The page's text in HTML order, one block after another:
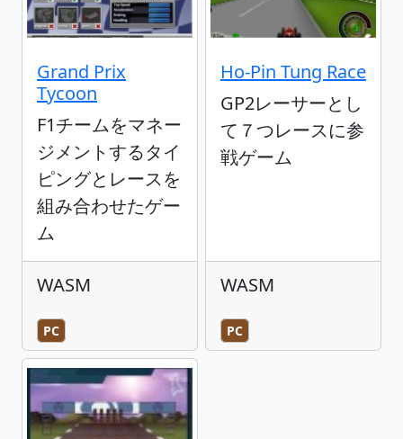
Grand Prix
Tycoon
F1チームをマネー
ジメントするタイ
ピングとレースを
組み合わせたゲー
ム
WASM
PC
Ho-Pin Tung Race
GP2レーサーとし
て７つレースに参
戦ゲーム
WASM
PC